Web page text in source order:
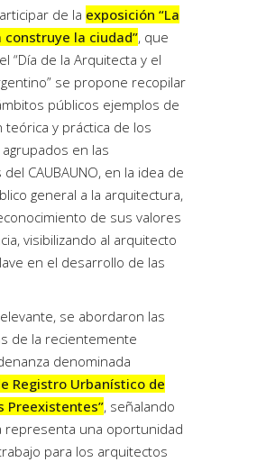
de la exposición “La
la ciudad”, que
“Día de la Arquitecta y el
se propone recopilar
públicos ejemplos de
teórica y práctica de los
en las
CAUBAUNO, en la idea de
general a la arquitectura,
de sus valores
visibilizando al arquitecto
en el desarrollo de las
se abordaron las
de la recientemente
denominada
Registro Urbanístico de
Preexistentes”, señalando
representa una oportunidad
para los arquitectos